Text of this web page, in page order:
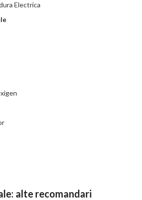
Electrica
alte recomandari